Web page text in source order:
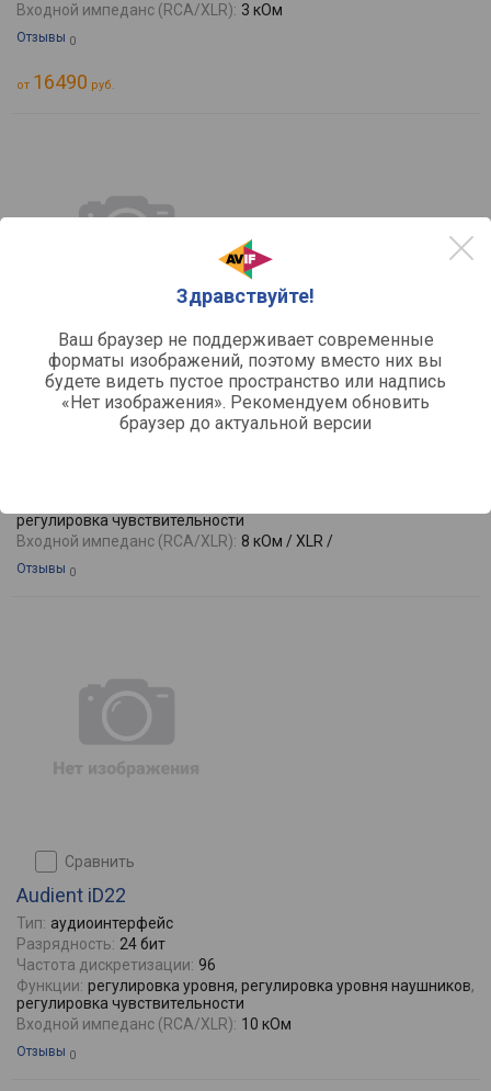
Здравствуйте!
Ваш браузер не поддерживает современные
форматы изображений, поэтому вместо них вы
будете видеть пустое пространство или надпись
«Нет изображения». Рекомендуем обновить
браузер до актуальной версии
Входной импеданс (RCA/XLR): 3 кОм
Отзывы 0
от 16490 руб.
сравнить
Audient ID4
регулировка чувствительности
Входной импеданс (RCA/XLR): 8 кОм / XLR /
Отзывы 0
сравнить
Audient iD22
Тип: аудиоинтерфейс
Разрядность: 24 бит
Частота дискретизации: 96
Функции: регулировка уровня, регулировка уровня наушников,
регулировка чувствительности
Входной импеданс (RCA/XLR): 10 кОм
Отзывы 0